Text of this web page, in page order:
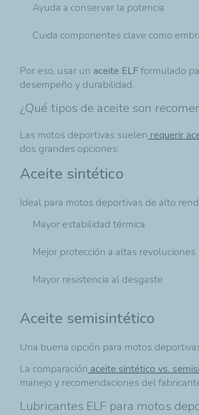
Ayuda a conservar la potencia
Cuida componentes clave como
Por eso, usar un aceite ELFformulado
desempeño y durabilidad.
¿Qué tipos de aceite son
Las motos deportivas suelen requerir
dos grandes opciones:
Aceite sintético
Ideal para motos deportivas de alto
Mayor estabilidad térmica
Mejor protección a altas revoluciones
Mayor resistencia al desgaste
Aceite semisintético
Una buena opción para motos
La comparación aceite sintético vs.
manejo y recomendaciones del
Lubricantes ELF para motos